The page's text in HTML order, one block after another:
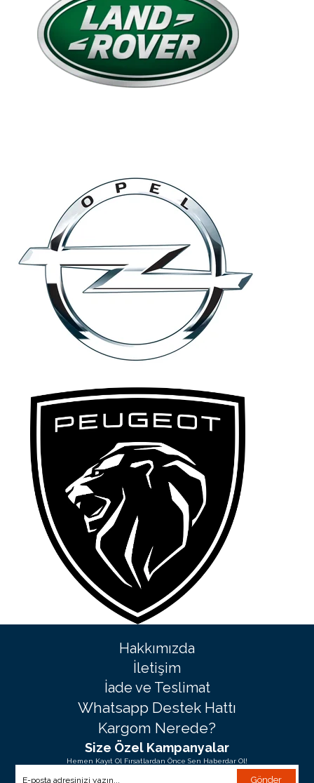
Hakkımızda
İletişim
İade ve Teslimat
Whatsapp Destek Hattı
Kargom Nerede?
Size Özel Kampanyalar
Hemen Kayıt Ol Fırsatlardan Önce Sen Haberdar Ol!
Gönder